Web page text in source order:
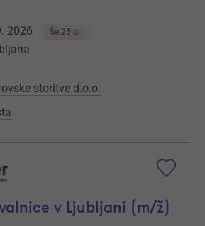
2026 Še 25 dni
storitve d.o.o.
v Ljubljani (m/ž)